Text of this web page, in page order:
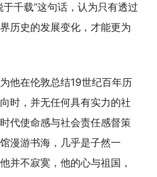
千载”这句话，认为只有透过
历史的发展变化，才能更为
他在伦敦总结19世纪百年历
时，并无任何具有实力的社
代使命感与社会责任感督策
漫游书海，几乎是子然一
并不寂寞，他的心与祖国，